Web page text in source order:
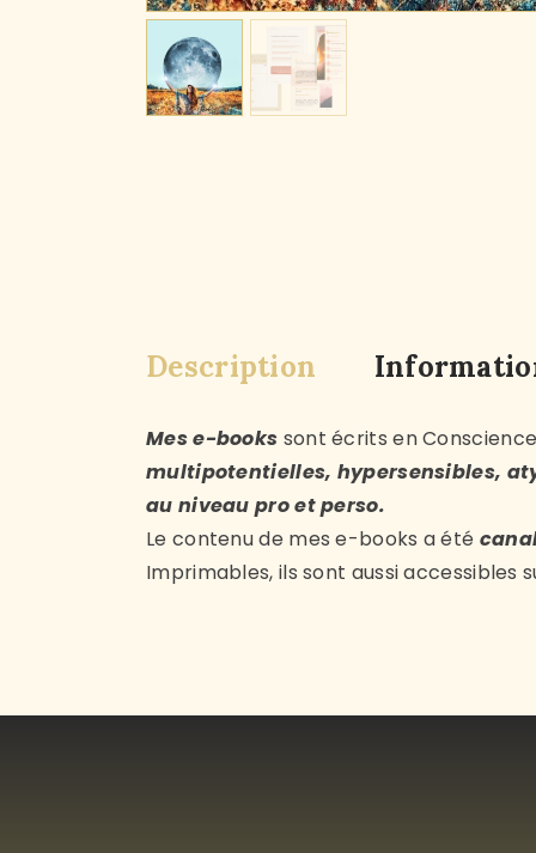
Description
Mes e-books sont écrits en
multipotentielles, hypersensibles,
au niveau pro et perso.
Le contenu de mes e-books a été
Imprimables, ils sont aussi